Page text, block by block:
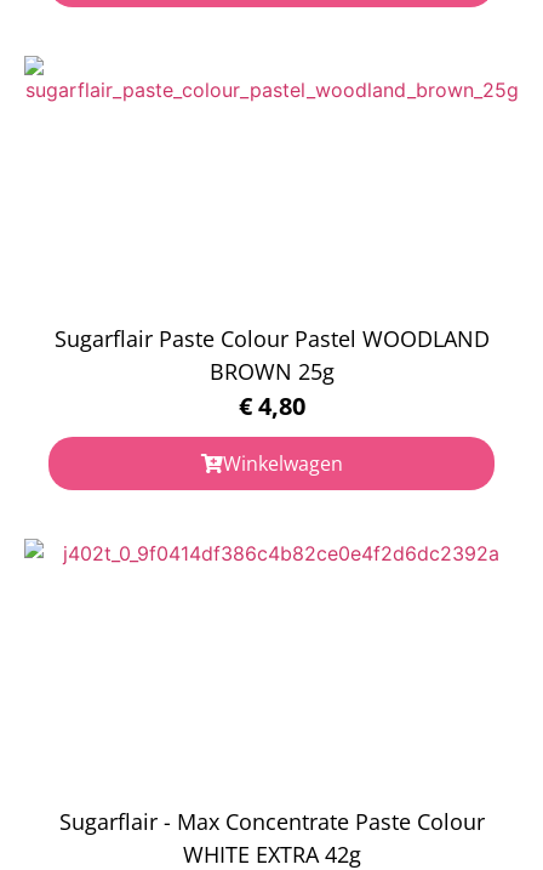
Sugarflair Paste Colour Pastel WOODLAND
BROWN 25g
€4,80
Winkelwagen
Sugarflair - Max Concentrate Paste Colour
WHITE EXTRA 42g